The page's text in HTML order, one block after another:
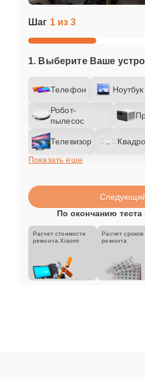
Шаг 1 из 3
1. Выберите Ваше
Телефон Ноутбук
Робот-
пылесос
Телевизор
Показать еще
По окончанию
Расчет стоимости
ремонта Xiaomi
Расчет сроков
ремонта